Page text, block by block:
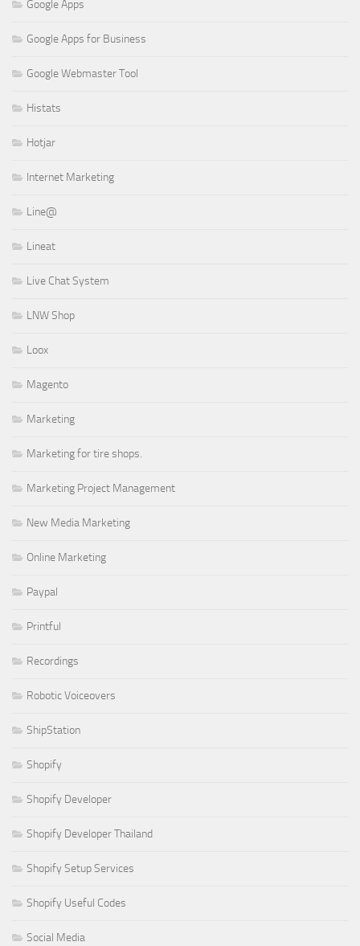
Google Apps
Google Apps for Business
Google Webmaster Tool
Histats
Hotjar
Internet Marketing
Line@
Lineat
Live Chat System
LNW Shop
Loox
Magento
Marketing
Marketing for tire shops.
Marketing Project Management
New Media Marketing
Online Marketing
Paypal
Printful
Recordings
Robotic Voiceovers
ShipStation
Shopify
Shopify Developer
Shopify Developer Thailand
Shopify Setup Services
Shopify Useful Codes
Social Media